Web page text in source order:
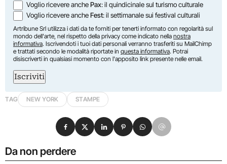
Voglio ricevere anchePax: il quindicinale sul turismo culturale
Voglio ricevere ancheFest: il settimanale sui festival culturali
Artribune Srl utilizza i dati da te forniti per tenerti informato con regolarità sul
mondo dell'arte, nel rispetto della privacy come indicato nella nostra
informativa. Iscrivendoti i tuoi dati personali verranno trasferiti su MailChimp
e trattati secondo le modalità riportate in questa informativa. Potrai
disiscriverti in qualsiasi momento con l'apposito link presente nelle email.
Iscriviti
TAG NEW YORK STAMPE
Da non perdere
Condividi su Facebook
Condividi su X
Condividi su LinkedIn
Condividi su Pinterest
Condividi su WhatsApp
Condividi su Email